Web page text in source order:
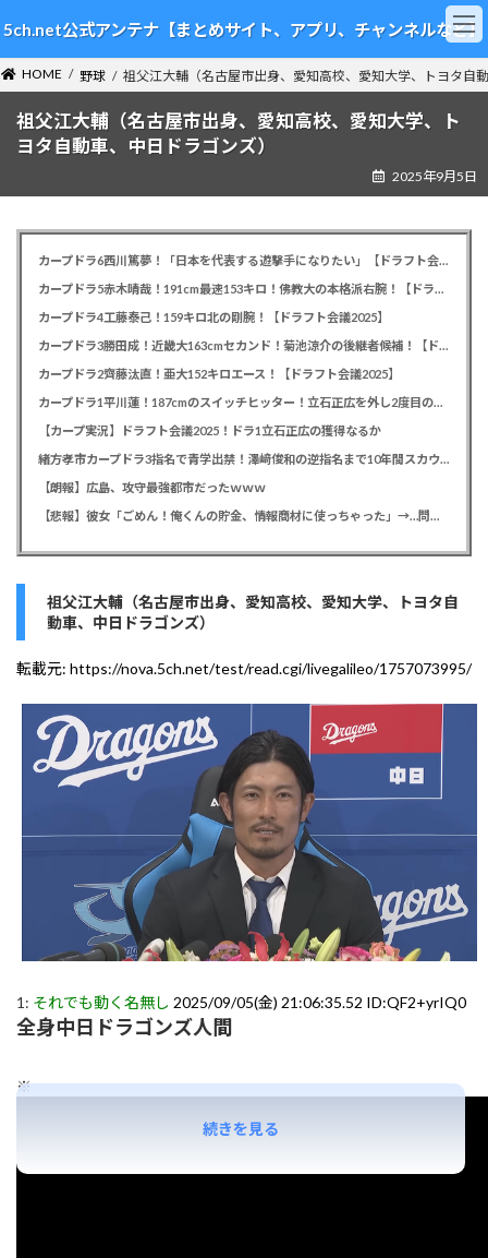
ン
テ
ン
ツ
ビ
ゲ
ー
シ
5ch.net公式アンテナ【まとめサイト、アプリ、チャンネルなど】
HOME 野球 祖父江大輔（名古屋市出身、愛知高校、愛知大学、トヨタ自
祖父江大輔（名古屋市出身、愛知高校、愛知大学、ト
ヨタ自動車、中日ドラゴンズ）
2025年9月5日
カープドラ6西川篤夢！「日本を代表する遊撃手になりたい」【ドラフト会議2025】
カープドラ5赤木晴哉！191cm最速153キロ！佛教大の本格派右腕！【ドラフト会議2025】
カープドラ4工藤泰己！159キロ北の剛腕！【ドラフト会議2025】
カープドラ3勝田成！近畿大163cmセカンド！菊池涼介の後継者候補！【ドラフト会議2025】
カープドラ2齊藤汰直！亜大152キロエース！【ドラフト会議2025】
カープドラ1平川蓮！187cmのスイッチヒッター！立石正広を外し2度目の重複も新井監督がクジを引き当てる！【ドラフト会議2025】
【カープ実況】ドラフト会議2025！ドラ1立石正広の獲得なるか
緒方孝市カープドラ3指名で青学出禁！澤﨑俊和の逆指名まで10年間スカウト出禁
【朗報】広島、攻守最強都市だったｗｗｗ
【悲報】彼女「ごめん！俺くんの貯金、情報商材に使っちゃった」→…問い詰めたらギャン泣きされたんだが俺が悪いのか？
祖父江大輔（名古屋市出身、愛知高校、愛知大学、トヨタ自
動車、中日ドラゴンズ）
転載元: https://nova.5ch.net/test/read.cgi/livegalileo/1757073995/
1: それでも動く名無し 2025/09/05(金) 21:06:35.52 ID:QF2+yrIQ0
全身中日ドラゴンズ人間
※
続きを見る